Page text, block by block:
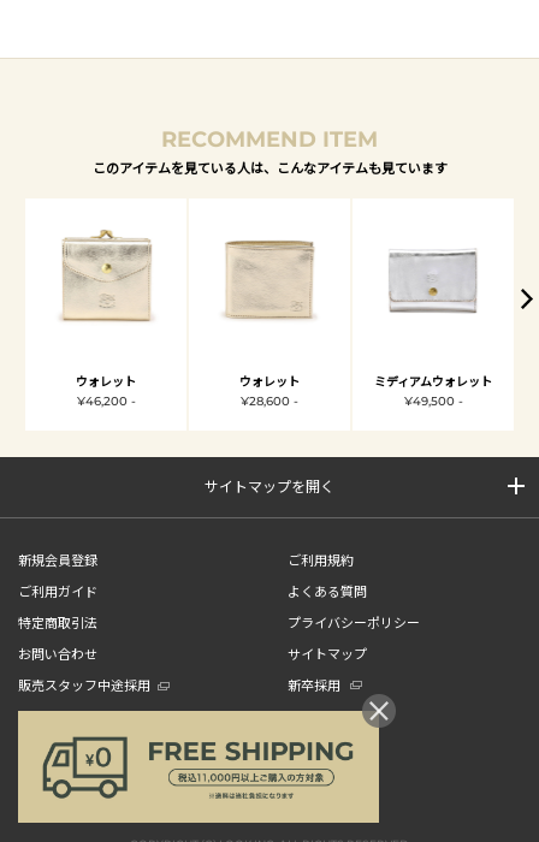
RECOMMEND ITEM
このアイテムを見ている人は、こんなアイテムも見ています
ウォレット
¥46,200 -
ウォレット
¥28,600 -
ミディアムウォレット
¥49,500 -
サイトマップを開く
新規会員登録
ご利用規約
ご利用ガイド
よくある質問
特定商取引法
プライバシーポリシー
お問い合わせ
サイトマップ
販売スタッフ中途採用
新卒採用